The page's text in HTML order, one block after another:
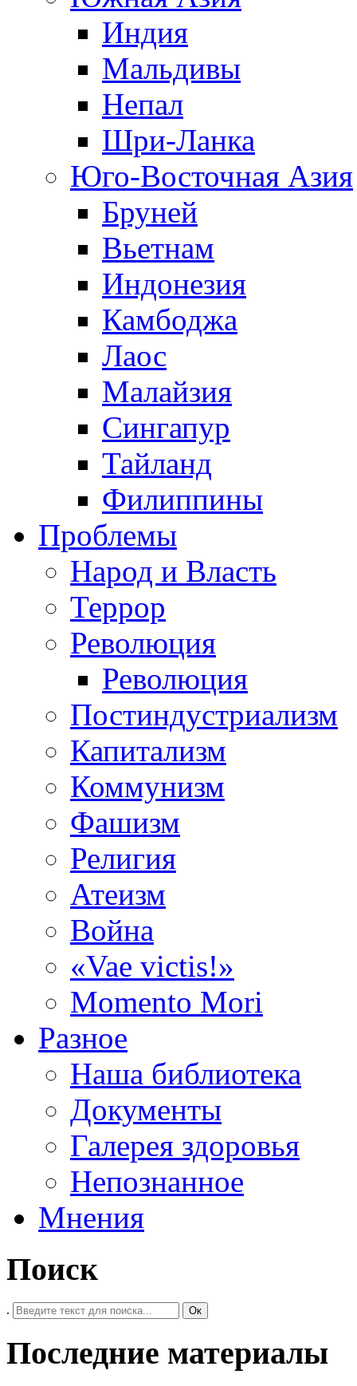
Индия
Мальдивы
Непал
Шри-Ланка
Юго-Восточная Азия
Бруней
Вьетнам
Индонезия
Камбоджа
Лаос
Малайзия
Сингапур
Тайланд
Филиппины
Проблемы
Народ и Власть
Террор
Революция
Революция
Постиндустриализм
Капитализм
Коммунизм
Фашизм
Религия
Атеизм
Война
«Vae victis!»
Momento Mori
Разное
Наша библиотека
Документы
Галерея здоровья
Непознанное
Мнения
Поиск
. Ок
Последние материалы